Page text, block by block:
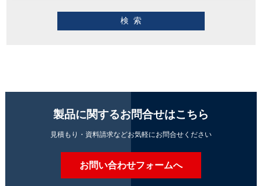
製品に関するお問合せはこちら
見積もり・資料請求などお気軽にお問合せください
お問い合わせフォームへ